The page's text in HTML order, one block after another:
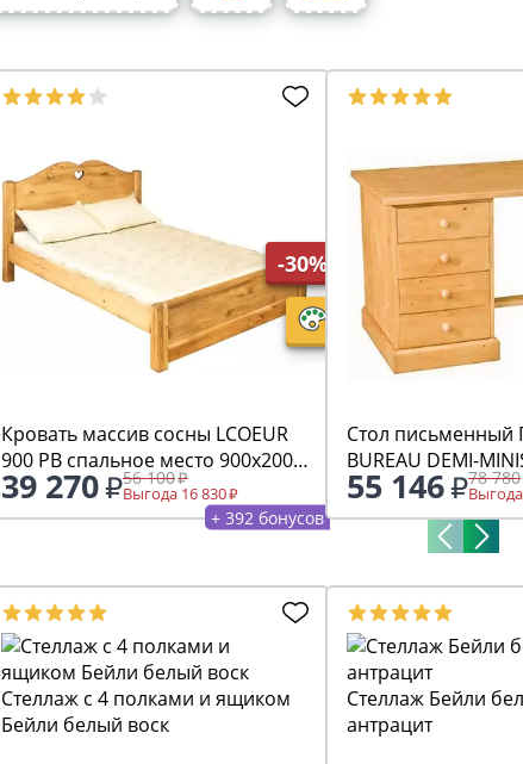
-30%
Кровать массив сосны LCOEUR
900 PB спальное место 900х2000
с низким изножьем
39 270 56 100
Выгода 16 830
+ 392 бонусов
Стол письменный
BUREAU DEMI-
55 146 78 780
Стеллаж с 4 полками и ящиком
Бейли белый воск
Стеллаж Бейли
антрацит